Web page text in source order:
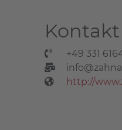
Kontakt
+49 331
http://